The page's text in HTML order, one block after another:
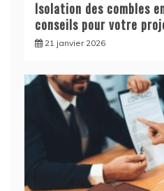
Isolation des combles
conseils pour votre
21 janvier 2026